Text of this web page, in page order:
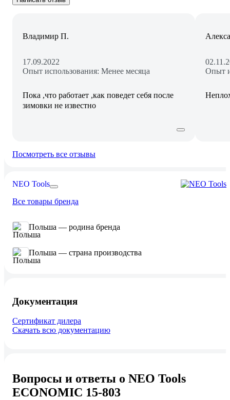
Владимир П.
17.09.2022
Опыт использования: Менее месяца
Пока ,что работает ,как поведет себя после
зимовки не известно
Опыт
Посмотреть все отзывы
NEO Tools
Все товары бренда
Польша — родина бренда
Польша — страна производства
Документация
Сертификат дилера
Скачать всю документацию
Вопросы и ответы о NEO Tools
ECONOMIC 15-803